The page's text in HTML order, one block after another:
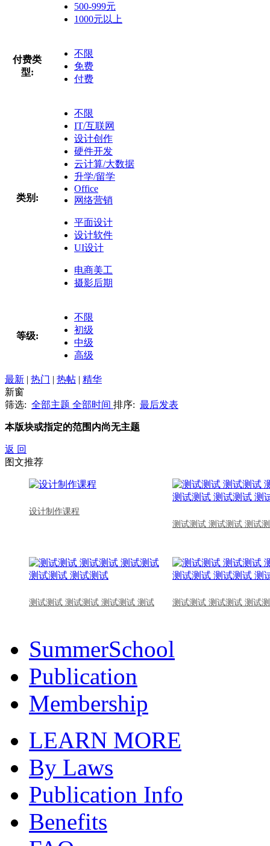
500-999元
1000元以上
付费类
型:
不限
免费
付费
类别:
不限
IT/互联网
设计创作
硬件开发
云计算/大数据
升学/留学
Office
网络营销
平面设计
设计软件
UI设计
电商美工
摄影后期
等级:
不限
初级
中级
高级
最新 | 热门 | 热帖 | 精华
新窗
筛选: 全部主题 全部时间 排序: 最后发表
本版块或指定的范围内尚无主题
返 回
图文推荐
设计制作课程
测试测试 测试测试 测试
测试测试 测试测试 测试测试 测试 测试测试 测试测试 测试
SummerSchool
Publication
Membership
LEARN MORE
By Laws
Publication Info
Benefits